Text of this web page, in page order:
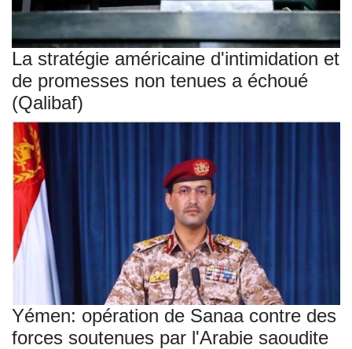
La stratégie américaine d'intimidation et
de promesses non tenues a échoué
(Qalibaf)
Yémen: opération de Sanaa contre des
forces soutenues par l'Arabie saoudite